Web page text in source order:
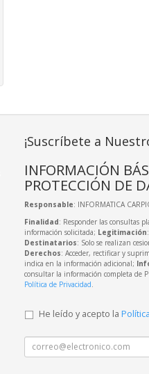
¡Suscríbete a
INFORMACIÓN
PROTECCIÓN DE
Responsable: INFORMATICA
Finalidad: Responder las consultas
información solicitada; Legitimación
Destinatarios: Solo se realizan
Derechos: Acceder, rectificar y
indica en la información adicional;
consultar la información completa de
Política de Privacidad.
He leído y acepto la